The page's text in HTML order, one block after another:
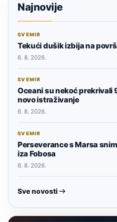
Najnovije
SVEMIR
Tekući dušik izbija na
6. 8. 2026.
SVEMIR
Oceani su nekoć prekrivali
novo istraživanje
6. 8. 2026.
SVEMIR
Perseverance s Marsa
iza Fobosa
6. 8. 2026.
Sve novosti